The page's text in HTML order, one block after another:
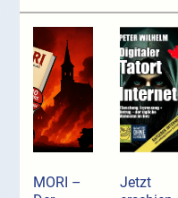
MORI –
Jetzt